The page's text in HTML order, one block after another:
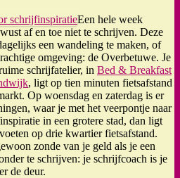
Een hele week
af en toe niet te schrijven. Deze
een wandeling te maken, of
omgeving: de Overbetuwe. Je
schrijfatelier, in Bed & Breakfast
, ligt op tien minuten fietsafstand
Op woensdag en zaterdag is er
waar je met het veerpontje naar
in een grotere stad, dan ligt
op drie kwartier fietsafstand.
zonde van je geld als je een
te schrijven: je schrijfcoach is je
de deur.